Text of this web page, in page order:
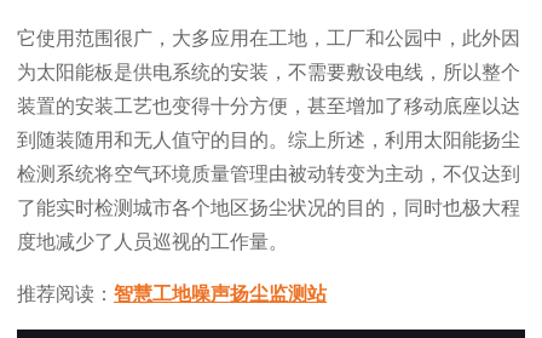
它使用范围很广，大多应用在工地，工厂和公园中，此外因
为太阳能板是供电系统的安装，不需要敷设电线，所以整个
装置的安装工艺也变得十分方便，甚至增加了移动底座以达
到随装随用和无人值守的目的。综上所述，利用太阳能扬尘
检测系统将空气环境质量管理由被动转变为主动，不仅达到
了能实时检测城市各个地区扬尘状况的目的，同时也极大程
度地减少了人员巡视的工作量。
推荐阅读： 智慧工地噪声扬尘监测站